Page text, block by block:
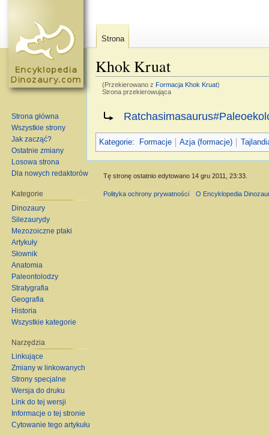
Khok Kruat
(Przekierowano z Formacja Khok Kruat)
Strona przekierowująca
Przekierowanie do:
Kategorie: Formacje Azja (formacje)
Strona
Strona główna
Wszystkie strony
Jak zacząć?
Ostatnie zmiany
Losowa strona
Dla nowych redaktorów
Kategorie
Dinozaury
Silezaurydy
Mezozoiczne ptaki
Artykuły
Słownik
Anatomia
Paleontolodzy
Stratygrafia
Geografia
Historia
Wszystkie kategorie
Narzędzia
Linkujące
Zmiany w linkowanych
Strony specjalne
Wersja do druku
Link do tej wersji
Informacje o tej stronie
Cytowanie tego artykułu
Tę stronę ostatnio edytowano 14 gru 2011, 23:33.
Polityka ochrony prywatności O Encyklopedia